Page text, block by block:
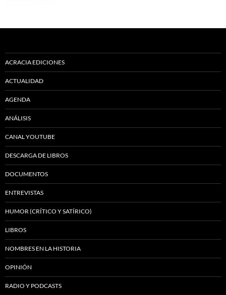
ACRACIA EDICIONES
ACTUALIDAD
AGENDA
ANÁLISIS
CANAL YOUTUBE
DESCARGA DE LIBROS
DOCUMENTOS
ENTREVISTAS
HUMOR (CRÍTICO Y SATÍRICO)
LIBROS
NOMBRES EN LA HISTORIA
OPINIÓN
RADIO Y PODCASTS